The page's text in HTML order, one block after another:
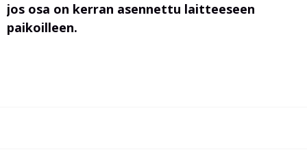
jos osa on kerran asennettu laitteeseen
paikoilleen.